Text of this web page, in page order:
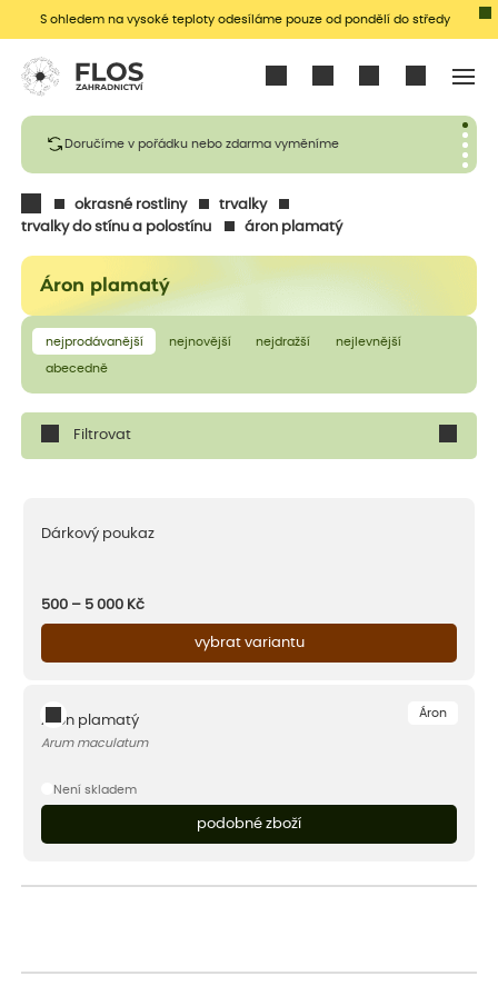
S ohledem na vysoké teploty odesíláme pouze od pondělí do středy
Doručíme v pořádku nebo zdarma vyměníme
okrasné rostliny
trvalky
trvalky do stínu a polostínu
áron plamatý
Áron plamatý
nejprodávanější nejnovější nejdražší nejlevnější
abecedně
Filtrovat
Dárkový poukaz
500 – 5 000 Kč
vybrat variantu
Áron
Áron plamatý
Arum maculatum
Není skladem
podobné zboží